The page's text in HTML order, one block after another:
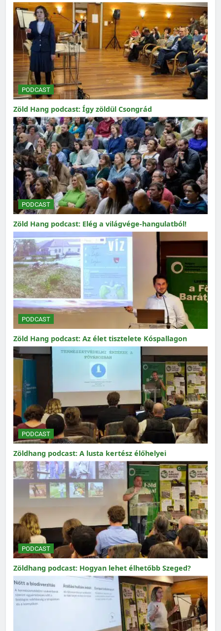
PODCAST
Zöld Hang podcast: Így zöldül Csongrád
PODCAST
Zöld Hang podcast: Elég a világvége-hangulatból!
PODCAST
Zöld Hang podcast: Az élet tisztelete Kóspallagon
PODCAST
Zöldhang podcast: A lusta kertész élőhelyei
PODCAST
Zöldhang podcast: Hogyan lehet élhetőbb Szeged?